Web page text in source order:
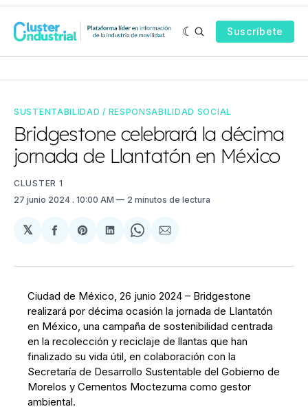
Suscríbete
SUSTENTABILIDAD / RESPONSABILIDAD SOCIAL
Bridgestone celebrará la décima
jornada de Llantatón en México
CLUSTER 1
27 junio 2024 . 10:00 AM 2 minutos de lectura
𝕏
Compartir
Facebook
Share
Pinterest
Compartir
LinkedIn
Share
WhatsApp
Compartir
Email
Ciudad de México, 26 junio 2024 – Bridgestone
realizará por décima ocasión la jornada de Llantatón
en México, una campaña de sostenibilidad centrada
en la recolección y reciclaje de llantas que han
finalizado su vida útil, en colaboración con la
Secretaría de Desarrollo Sustentable del Gobierno de
Morelos y Cementos Moctezuma como gestor
ambiental.